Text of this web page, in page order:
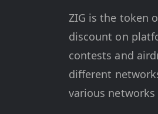
ZIG is the token
discount on
contests and
different
various networks